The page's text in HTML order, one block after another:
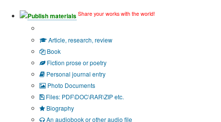
Publish materials Share your works with the world!
Article, research, review
Book
Fiction prose or poetry
Personal journal entry
Photo Documents
Files: PDF\DOC\RAR\ZIP etc.
Biography
An audiobook or other audio file